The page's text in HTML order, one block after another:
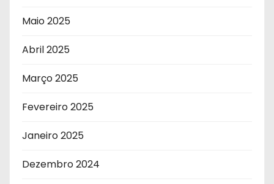
Maio 2025
Abril 2025
Março 2025
Fevereiro 2025
Janeiro 2025
Dezembro 2024